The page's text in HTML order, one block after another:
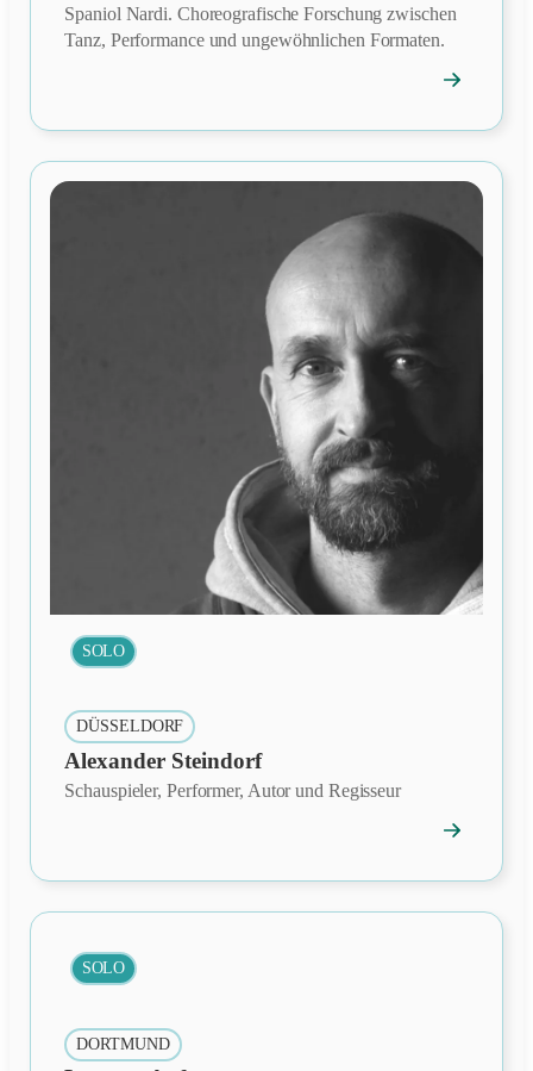
Spaniol Nardi. Choreografische Forschung zwischen
Tanz, Performance und ungewöhnlichen Formaten.
→
SOLO
DÜSSELDORF
Alexander Steindorf
Schauspieler, Performer, Autor und Regisseur
→
SOLO
DORTMUND